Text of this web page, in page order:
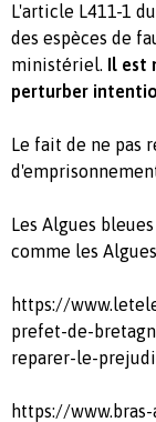
L'article L411-1
des espèces de
ministériel. Il est
perturber
Le fait de ne pas
Les Algues
comme les
https://
prefet-de-
reparer-le-
https://